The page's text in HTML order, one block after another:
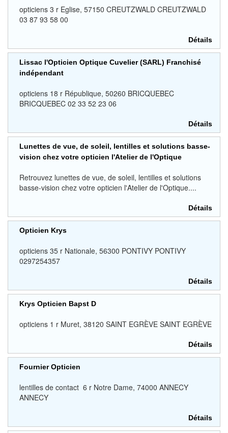
opticiens 3 r Eglise, 57150 CREUTZWALD CREUTZWALD
03 87 93 58 00
Détails
Lissac l'Opticien Optique Cuvelier (SARL) Franchisé
indépendant
opticiens 18 r République, 50260 BRICQUEBEC
BRICQUEBEC 02 33 52 23 06
Détails
Lunettes de vue, de soleil, lentilles et solutions basse-
vision chez votre opticien l'Atelier de l'Optique
Retrouvez lunettes de vue, de soleil, lentilles et solutions
basse-vision chez votre opticien l'Atelier de l'Optique....
Détails
Opticien Krys
opticiens 35 r Nationale, 56300 PONTIVY PONTIVY
0297254357
Détails
Krys Opticien Bapst D
opticiens 1 r Muret, 38120 SAINT EGRÈVE SAINT EGRÈVE
Détails
Fournier Opticien
lentilles de contact 6 r Notre Dame, 74000 ANNECY
ANNECY
Détails